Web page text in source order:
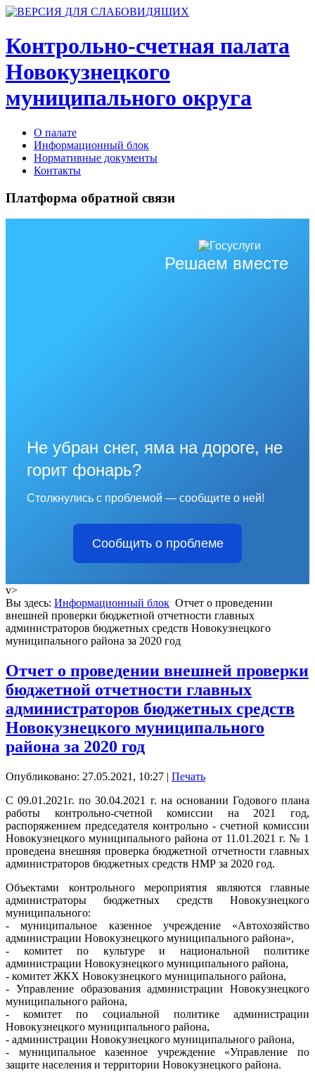
Контрольно-счетная палата
Новокузнецкого
муниципального округа
О палате
Информационный блок
Нормативные документы
Контакты
Платформа обратной связи
Решаем вместе
Не убран снег, яма на дороге, не
горит фонарь?
Столкнулись с проблемой — сообщите о ней!
Сообщить о проблеме
v>
Вы здесь: Информационный блок Отчет о проведении
внешней проверки бюджетной отчетности главных
администраторов бюджетных средств Новокузнецкого
муниципального района за 2020 год
Отчет о проведении внешней проверки
бюджетной отчетности главных
администраторов бюджетных средств
Новокузнецкого муниципального
района за 2020 год
Опубликовано: 27.05.2021, 10:27 | Печать
С 09.01.2021г. по 30.04.2021 г. на основании Годового плана
работы контрольно-счетной комиссии на 2021 год,
распоряжением председателя контрольно - счетной комиссии
Новокузнецкого муниципального района от 11.01.2021 г. № 1
проведена внешняя проверка бюджетной отчетности главных
администраторов бюджетных средств НМР за 2020 год.
Объектами контрольного мероприятия являются главные
администраторы бюджетных средств Новокузнецкого
муниципального:
- муниципальное казенное учреждение «Автохозяйство
администрации Новокузнецкого муниципального района»,
- комитет по культуре и национальной политике
администрации Новокузнецкого муниципального района,
- комитет ЖКХ Новокузнецкого муниципального района,
- Управление образования администрации Новокузнецкого
муниципального района,
- комитет по социальной политике администрации
Новокузнецкого муниципального района,
- администрации Новокузнецкого муниципального района,
- муниципальное казенное учреждение «Управление по
защите населения и территории Новокузнецкого района.